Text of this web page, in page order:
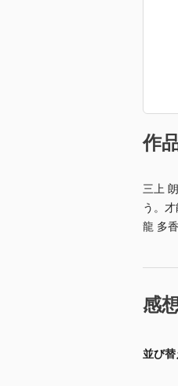
作
三上
う。
龍 多
感
並び替